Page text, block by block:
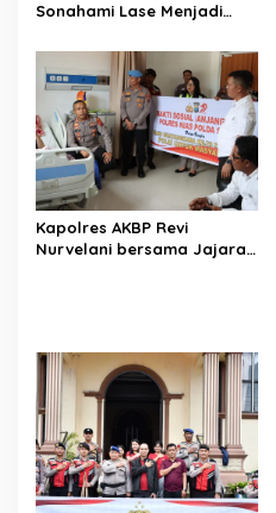
Sonahami Lase Menjadi
Mengikuti Persekutuan Doa
Kapolres AKBP Revi
Nurvelani bersama Jajaran